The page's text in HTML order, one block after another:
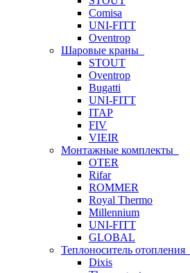
Comisa
UNI-FITT
Oventrop
Шаровые краны
STOUT
Oventrop
Bugatti
UNI-FITT
ITAP
FIV
VIEIR
Монтажные комплекты
OTER
Rifar
ROMMER
Royal Thermo
Millennium
UNI-FITT
GLOBAL
Теплоноситель отопления
Dixis